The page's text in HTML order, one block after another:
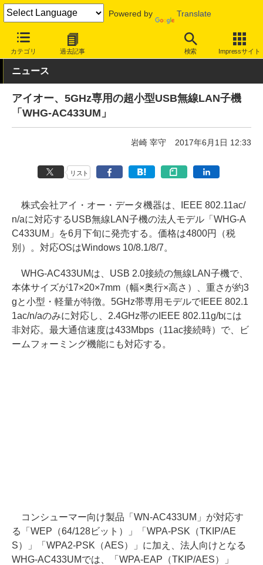
Powered by Translate
カテゴリ 過去記事 検索 Impressサイト
INTERNET Watch ハードウェア 無線LAN
ニュース
アイオー、5GHz専用の超小型USB無線LAN子機
「WHG-AC433UM」
岩崎 宰守 2017年6月1日 12:33
リスト
株式会社アイ・オー・データ機器は、IEEE 802.11ac/
n/aに対応するUSB無線LAN子機の法人モデル「WHG-A
C433UM」を6月下旬に発売する。価格は4800円（税
別）。対応OSはWindows 10/8.1/8/7。
WHG-AC433UMは、USB 2.0接続の無線LAN子機で、
本体サイズが17×20×7mm（幅×奥行×高さ）、重さが約3
gと小型・軽量が特徴。5GHz帯専用モデルでIEEE 802.1
1ac/n/aのみに対応し、2.4GHz帯のIEEE 802.11g/bには
非対応。最大通信速度は433Mbps（11ac接続時）で、ビ
ームフォーミング機能にも対応する。
コンシューマー向け製品「WN-AC433UM」が対応す
る「WEP（64/128ビット）」「WPA-PSK（TKIP/AE
S）」「WPA2-PSK（AES）」に加え、法人向けとなる
WHG-AC433UMでは、「WPA-EAP（TKIP/AES）」